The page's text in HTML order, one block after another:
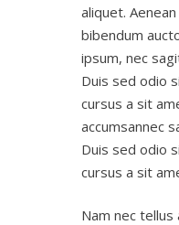
aliquet.
bibendum
ipsum, nec
Duis sed odio
cursus a sit
accumsannec
Duis sed odio
cursus a sit
Nam nec